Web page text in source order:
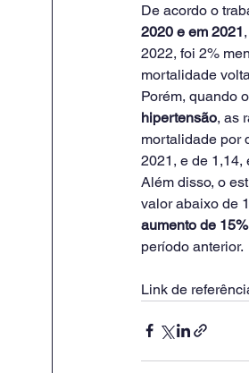
De acordo o
2020 e em 2021
2022, foi 2%
mortalidade
Porém, quando
hipertensão, as
mortalidade por
2021, e de 1,14,
Além disso, o
valor abaixo de
aumento de
período anterior.
Link de